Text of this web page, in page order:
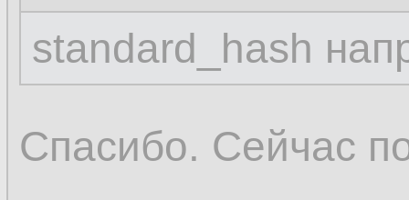
standard_hash
Спасибо. Сейчас